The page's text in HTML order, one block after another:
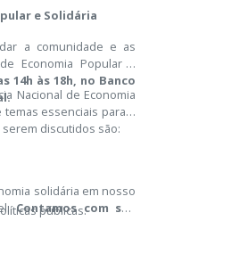
e Solidária
a comunidade e as
Economia Popular e
14h às 18h, no Banco
Nacional de Economia
essenciais para o
discutidos são:
públicas.
solidária em nosso
Contamos com sua